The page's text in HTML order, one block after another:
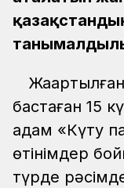
бастаған 15
адам «Күту
өтінімдер
түрде